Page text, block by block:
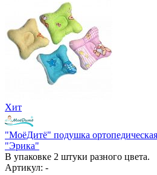
Хит
"МоёДитё" подушка
"Эрика"
В упаковке 2 штуки разного цвета.
Артикул: -